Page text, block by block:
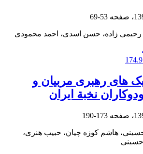
53-69
رحیمی زاده، حسن اسدی، احمد محمودی
های رهبری مربیان و
نخبة ایران
173-190
هاشم کوزه چیان، حبیب هنری،